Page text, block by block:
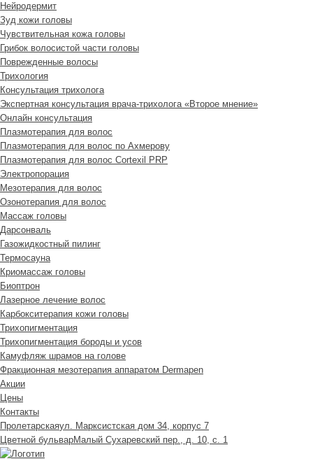
Нейродермит
Зуд кожи головы
Чувствительная кожа головы
Грибок волосистой части головы
Поврежденные волосы
Трихология
Консультация трихолога
Экспертная консультация врача-трихолога «Второе мнение»
Онлайн консультация
Плазмотерапия для волос
Плазмотерапия для волос по Ахмерову
Плазмотерапия для волос Cortexil PRP
Электропорация
Мезотерапия для волос
Озонотерапия для волос
Массаж головы
Дарсонваль
Газожидкостный пилинг
Термосауна
Криомассаж головы
Биоптрон
Лазерное лечение волос
Карбокситерапия кожи головы
Трихопигментация
Трихопигментация бороды и усов
Камуфляж шрамов на голове
Фракционная мезотерапия аппаратом Dermapen
Акции
Цены
Контакты
Пролетарскаяул. Марксистская дом 34, корпус 7
Цветной бульварМалый Сухаревский пер., д. 10, с. 1